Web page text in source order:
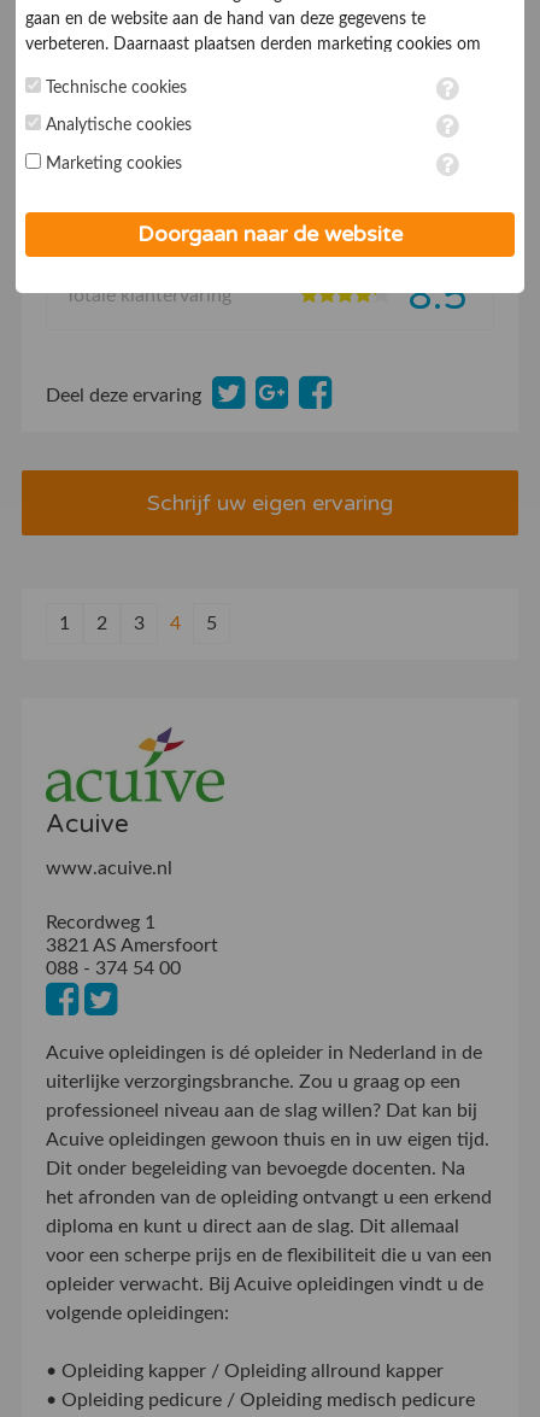
Communicatie 10
Snelheid/Levertijd 9.0
Kennis/Vakmanschap 9.0
Professionaliteit medewerkers
Totale klantervaring 8.5
Deel deze ervaring
Schrijf uw eigen ervaring
1 2 3 4 5
Acuive
www.acuive.nl
Recordweg 1
3821 AS Amersfoort
088 - 374 54 00
Acuive opleidingen is dé opleider in Nederland in de
uiterlijke verzorgingsbranche. Zou u graag op een
professioneel niveau aan de slag willen? Dat kan bij
Acuive opleidingen gewoon thuis en in uw eigen tijd.
Dit onder begeleiding van bevoegde docenten. Na
het afronden van de opleiding ontvangt u een erkend
diploma en kunt u direct aan de slag. Dit allemaal
voor een scherpe prijs en de flexibiliteit die u van een
opleider verwacht. Bij Acuive opleidingen vindt u de
volgende opleidingen:
• Opleiding kapper / Opleiding allround kapper
• Opleiding pedicure / Opleiding medisch pedicure
gaan en de website aan de hand van deze gegevens te
verbeteren. Daarnaast plaatsen derden marketing cookies om
marketing cookies worden persoonsgegevens verwerkt. Je geeft
toestemming voor deze verwerking wanneer je hieronder een
op ieder moment aanpassen in de
. Lees voor meer
Technische cookies
Analytische cookies
Marketing cookies
Doorgaan naar de website